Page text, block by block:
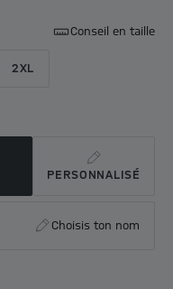
Conseil en taille
2XL
PERSONNALISÉ
Choisis ton nom